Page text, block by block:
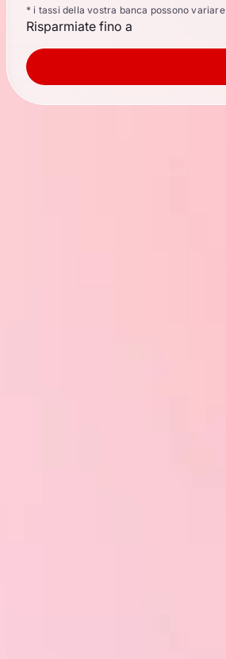
* i tassi della vostra banca possono variare
Risparmiate fino a